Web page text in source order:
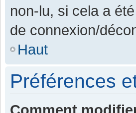
non-lu, si cela a
de connexion/
Haut
Préférences